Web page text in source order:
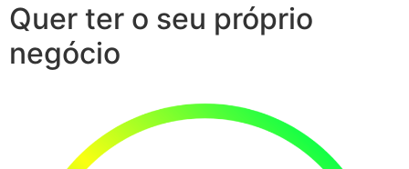
Quer ter o seu próprio
negócio